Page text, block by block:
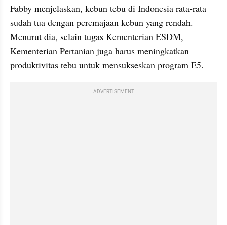
Fabby menjelaskan, kebun tebu di Indonesia rata-rata
sudah tua dengan peremajaan kebun yang rendah.
Menurut dia, selain tugas Kementerian ESDM,
Kementerian Pertanian juga harus meningkatkan
produktivitas tebu untuk mensukseskan program E5.
ADVERTISEMENT